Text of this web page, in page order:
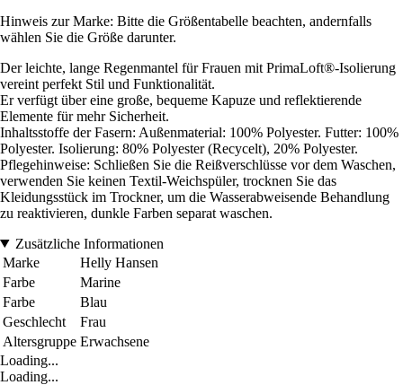
Hinweis zur Marke: Bitte die Größentabelle beachten, andernfalls
wählen Sie die Größe darunter.
Der leichte, lange Regenmantel für Frauen mit PrimaLoft®-Isolierung
vereint perfekt Stil und Funktionalität.
Er verfügt über eine große, bequeme Kapuze und reflektierende
Elemente für mehr Sicherheit.
Inhaltsstoffe der Fasern: Außenmaterial: 100% Polyester. Futter: 100%
Polyester. Isolierung: 80% Polyester (Recycelt), 20% Polyester.
Pflegehinweise: Schließen Sie die Reißverschlüsse vor dem Waschen,
verwenden Sie keinen Textil-Weichspüler, trocknen Sie das
Kleidungsstück im Trockner, um die Wasserabweisende Behandlung
zu reaktivieren, dunkle Farben separat waschen.
Zusätzliche Informationen
Marke
Helly Hansen
Farbe
Marine
Farbe
Blau
Geschlecht
Frau
Altersgruppe Erwachsene
Loading...
Loading...